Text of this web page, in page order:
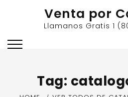
Venta por
Llamanos Gratis 1
Tag: